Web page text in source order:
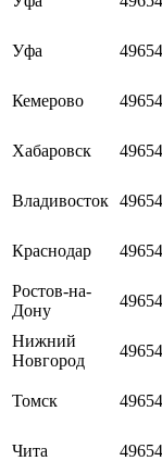
Уфа
Кемерово
Хабаровск
Владивосток
Краснодар
Ростов-на-
Дону
Нижний
Новгород
Томск
Чита